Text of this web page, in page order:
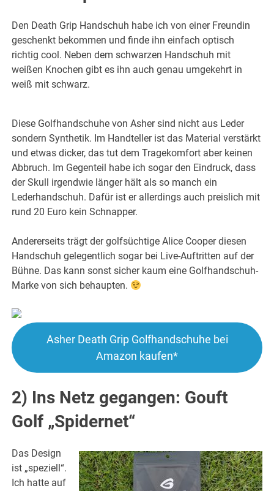
Den Death Grip Handschuh habe ich von einer Freundin
geschenkt bekommen und finde ihn einfach optisch
richtig cool. Neben dem schwarzen Handschuh mit
weißen Knochen gibt es ihn auch genau umgekehrt in
weiß mit schwarz.
Diese Golfhandschuhe von Asher sind nicht aus Leder
sondern Synthetik. Im Handteller ist das Material verstärkt
und etwas dicker, das tut dem Tragekomfort aber keinen
Abbruch. Im Gegenteil habe ich sogar den Eindruck, dass
der Skull irgendwie länger hält als so manch ein
Lederhandschuh. Dafür ist er allerdings auch preislich mit
rund 20 Euro kein Schnapper.
Andererseits trägt der golfsüchtige Alice Cooper diesen
Handschuh gelegentlich sogar bei Live-Auftritten auf der
Bühne. Das kann sonst sicher kaum eine Golfhandschuh-
Marke von sich behaupten.
Asher Death Grip Golfhandschuhe bei
Amazon kaufen*
2) Ins Netz gegangen: Gouft
Golf „Spidernet“
Das Design
ist „speziell“.
Ich hatte auf